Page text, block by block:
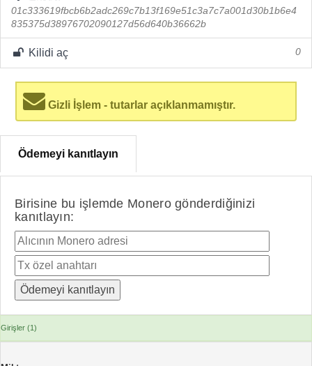
01c333619fbcb6b2adc269c7b13f169e51c3a7c7a001d30b1b6e4
835375d38976702090127d56d640b36662b
Kilidi aç 0
Gizli İşlem - tutarlar açıklanmamıştır.
Ödemeyi kanıtlayın
Birisine bu işlemde Monero gönderdiğinizi
kanıtlayın:
Girişler (1)